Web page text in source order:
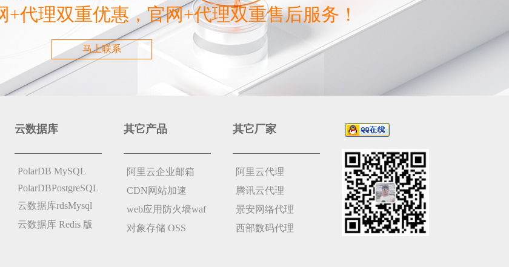
代理双重优惠，官网+代理双重售后服务！
马上联系
云数据库
PolarDB MySQL
PolarDBPostgreSQL
云数据库rdsMysql
云数据库 Redis 版
其它产品
阿里云企业邮箱
CDN网站加速
web应用防火墙waf
对象存储 OSS
其它厂家
阿里云代理
腾讯云代理
景安网络代理
西部数码代理